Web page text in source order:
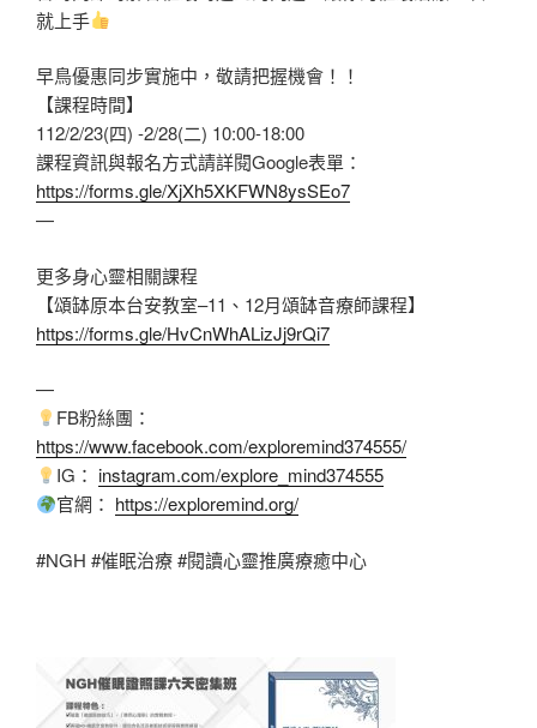
就上手
早鳥優惠同步實施中，敬請把握機會！！
【課程時間】
112/2/23(四) -2/28(二) 10:00-18:00
課程資訊與報名方式請詳閱Google表單：
https://forms.gle/XjXh5XKFWN8ysSEo7
—
更多身心靈相關課程
【頌缽原本台安教室–11、12月頌缽音療師課程】
https://forms.gle/HvCnWhALizJj9rQi7
—
FB粉絲團：
https://www.facebook.com/exploremind374555/
IG：instagram.com/explore_mind374555
官網： https://exploremind.org/
#NGH #催眠治療#閱讀心靈推廣療癒中心